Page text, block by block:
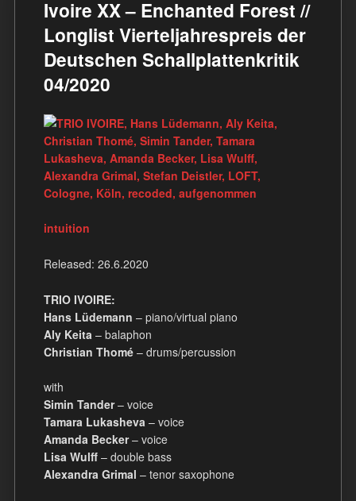
Ivoire XX – Enchanted Forest //
Longlist Vierteljahrespreis der
Deutschen Schallplattenkritik
04/2020
intuition
Released: 26.6.2020
TRIO IVOIRE:
Hans Lüdemann – piano/virtual piano
Aly Keita – balaphon
Christian Thomé– drums/percussion
with
Simin Tander– voice
Tamara Lukasheva– voice
Amanda Becker– voice
Lisa Wulff– double bass
Alexandra Grimal – tenor saxophone